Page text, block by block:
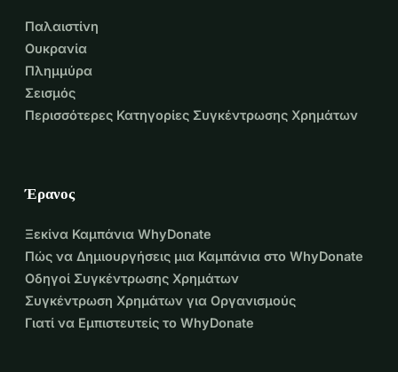
Παλαιστίνη
Ουκρανία
Πλημμύρα
Σεισμός
Περισσότερες Κατηγορίες Συγκέντρωσης Χρημάτων
Έρανος
Ξεκίνα Καμπάνια WhyDonate
Πώς να Δημιουργήσεις μια Καμπάνια στο WhyDonate
Οδηγοί Συγκέντρωσης Χρημάτων
Συγκέντρωση Χρημάτων για Οργανισμούς
Γιατί να Εμπιστευτείς το WhyDonate